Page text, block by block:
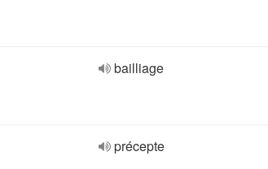
bailliage
précepte